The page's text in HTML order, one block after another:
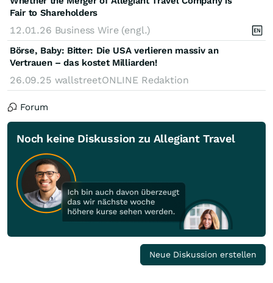
Fair to Shareholders
12.01.26 Business Wire (engl.)
Börse, Baby: Bitter: Die USA verlieren massiv an
Vertrauen – das kostet Milliarden!
26.09.25 wallstreetONLINE Redaktion
Forum
Noch keine Diskussion zu Allegiant Travel
Neue Diskussion erstellen